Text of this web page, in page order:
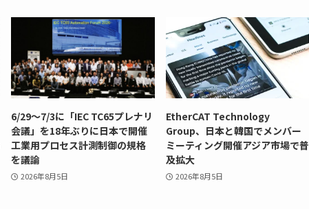
6/29～7/3に「IEC TC65プレナリ
会議」を18年ぶりに日本で開催
工業用プロセス計測制御の規格
を議論
2026年8月5日
EtherCAT Technology
Group、日本と韓国でメンバー
ミーティング開催アジア市場で普
及拡大
2026年8月5日